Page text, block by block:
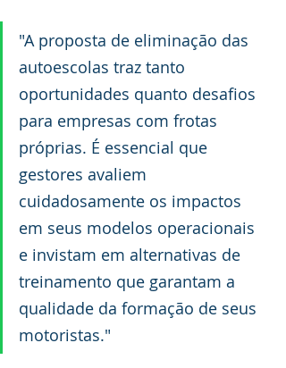
"A proposta de eliminação das
autoescolas traz tanto
oportunidades quanto desafios
para empresas com frotas
próprias. É essencial que
gestores avaliem
cuidadosamente os impactos
em seus modelos operacionais
e invistam em alternativas de
treinamento que garantam a
qualidade da formação de seus
motoristas."